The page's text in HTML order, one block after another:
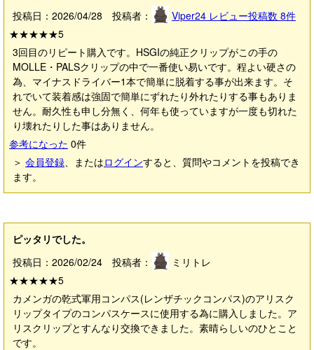
投稿日：2026/04/28 投稿者：
Viper24 レビュー投稿数 8件
★★★★★5
3回目のリピート購入です。HSGIの純正クリップがこの手の
MOLLE・PALSクリップの中で一番使い易いです。程よい硬さの
為、マイナスドライバー1本で簡単に脱着する事が出来ます。そ
れでいて装着感は強固で簡単にずれたり外れたりする事もありま
せん。耐久性も申し分無く、何年も使っていますが一度も切れた
り壊れたりした事はありません。
参考になった 0件
＞ 会員登録、またはログインすると、質問やコメントを投稿でき
ます。
ピッタリでした。
投稿日：2026/02/24 投稿者：
ミリトレ
★★★★★5
カメンガの乾式軍用コンパス(レンザチックコンパス)のアリスク
リップタイプのコンパスケースに使用する為に購入しました。ア
リスクリップとすんなり交換できました。素晴らしいのひとこと
です。